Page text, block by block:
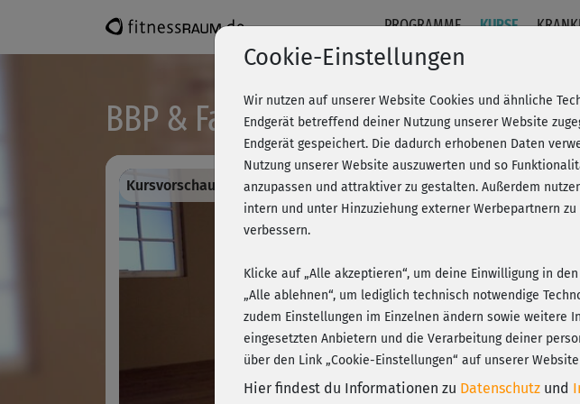
PROGRAMME KURSE
BBP & Fatburn easy - straffe Arme
Play
Kursvorschau - Anmelden und alles trainieren!
Cookie-Einstellungen
Wir nutzen auf unserer Website Cookies und ähnliche
Endgerät betreffend deiner Nutzung unserer Website
Endgerät gespeichert. Die dadurch erhobenen Daten
Nutzung unserer Website auszuwerten und so
anzupassen und attraktiver zu gestalten. Außerdem
intern und unter Hinzuziehung externer Werbepartnern
verbessern.
Klicke auf „Alle akzeptieren“, um deine Einwilligung in
„Alle ablehnen“, um lediglich technisch notwendige
zudem Einstellungen im Einzelnen ändern sowie weitere
eingesetzten Anbietern und die Verarbeitung deiner
über den Link „Cookie-Einstellungen“ auf unserer
Hier findest du Informationen zu Datenschutz und